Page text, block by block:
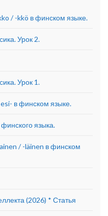
/ -kkö в финском языке.
Урок 2.
Урок 1.
в финском языке.
языка.
/ -läinen в финском
(2026) * Статья